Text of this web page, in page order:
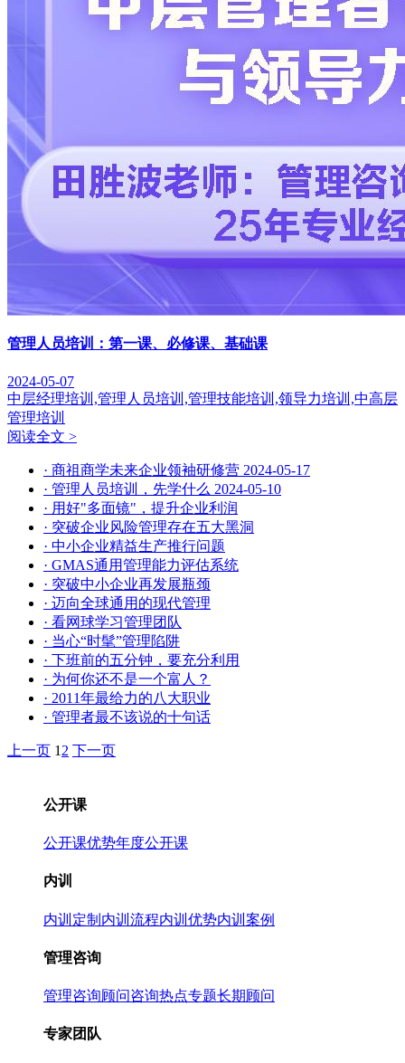
管理人员培训：第一课、必修课、基础课
2024-05-07
中层经理培训,管理人员培训,管理技能培训,领导力培训,中高层
管理培训
阅读全文 >
· 商祖商学未来企业领袖研修营 2024-05-17
· 管理人员培训，先学什么 2024-05-10
· 用好"多面镜"，提升企业利润
· 突破企业风险管理存在五大黑洞
· 中小企业精益生产推行问题
· GMAS通用管理能力评估系统
· 突破中小企业再发展瓶颈
· 迈向全球通用的现代管理
· 看网球学习管理团队
· 当心“时髦”管理陷阱
· 下班前的五分钟，要充分利用
· 为何你还不是一个富人？
· 2011年最给力的八大职业
· 管理者最不该说的十句话
上一页 1 2 下一页
公开课
公开课优势年度公开课
内训
内训定制 内训流程内训优势内训案例
管理咨询
管理咨询顾问咨询热点专题长期顾问
专家团队